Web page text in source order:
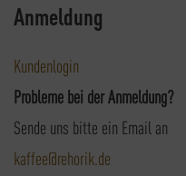
Anmeldung
Kundenlogin
Probleme bei der Anmeldung?
Sende uns bitte ein Email an
kaffee@rehorik.de